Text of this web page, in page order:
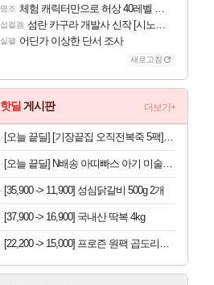
명조 체험 캐릭터만으로 허상 40레벨 하이와티아 5분 컷!｜에이메스·린네·모니에 명함
섭컬겜 섬란 카구라 개발사 신작 [시노비 넥서스] 연내 출시 예정
실팰 어딘가 이상한 단서 조사
새로고침
핫딜 게시판 더보기+
[오늘 끝딜] [기장끝집 오직전복죽 5팩] 전복내장 간편 밀키트 영양식 아침식사대용
[오늘 끝딜] N배송 아띠빠스 아기 미술가운 유아 전신 촉감놀이 문센 방수 앞치마 모래놀이옷 아띠베어 S
[35,900 -> 11,900] 성심닭갈비 500g 2개
[37,900 -> 16,900] 국내산 딱복 4kg
[22,200 -> 15,000] 프로즌 원팩 곱도리탕 590g 2개